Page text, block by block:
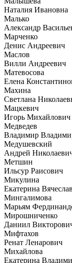
Наталия Ивановна
Малько
Александр
Марченко
Денис Андреевич
Маслов
Вилли Андреевич
Матевосова
Елена
Махина
Светлана
Мацкевич
Игорь Михайлович
Медведев
Владимир
Медушевский
Андрей
Метшин
Ильсур Раисович
Микулина
Екатерина
Мингалимова
Марьям
Мирошниченко
Даниил
Мифтахов
Ренат Ленарович
Михайлова
Екатерина